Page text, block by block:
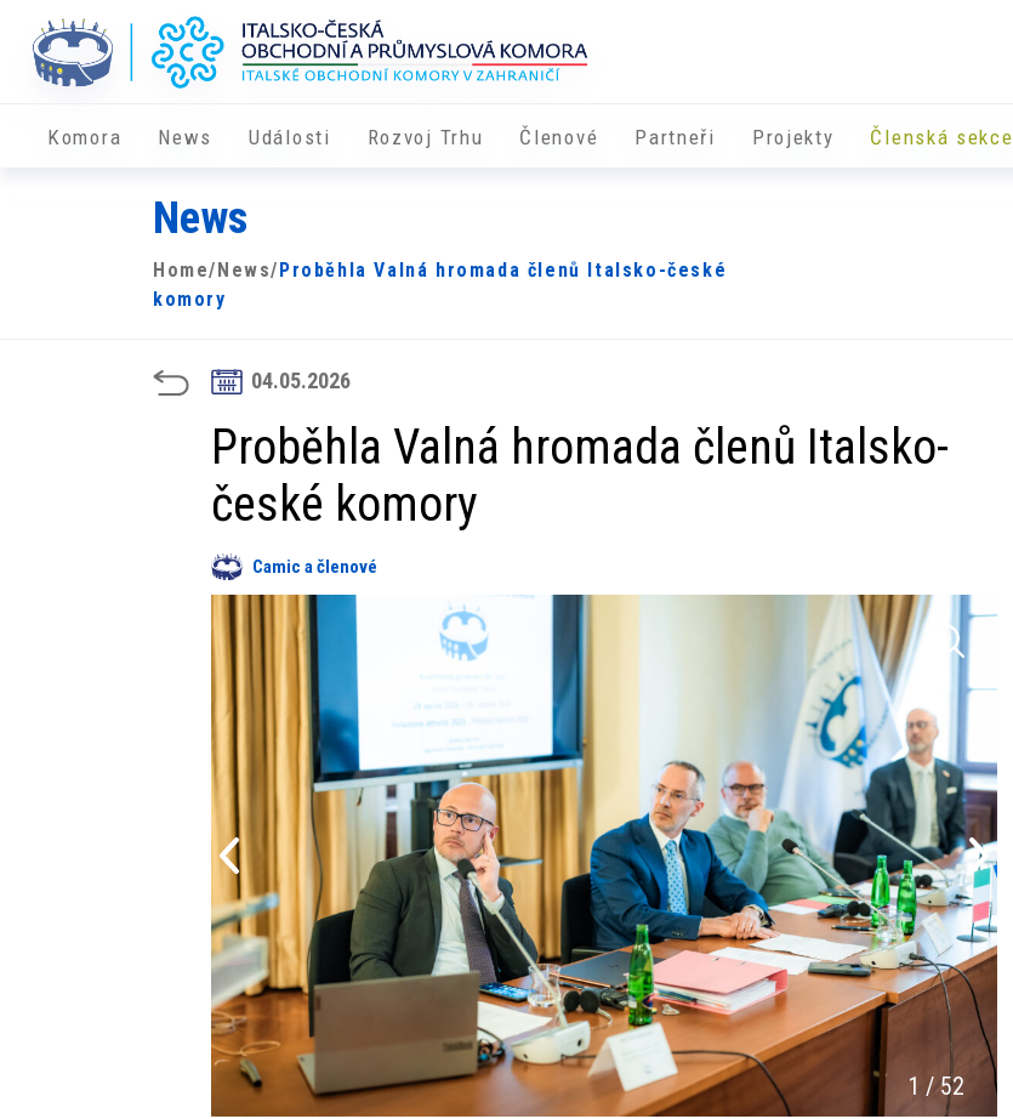
Komora News Události Rozvoj Trhu Členové Partneři ​​Projekty Členská sekce
News
Home/ News/ Proběhla Valná hromada členů Italsko-české
komory
04.05.2026
Proběhla Valná hromada členů Italsko-
české komory
Camic a členové
1 /52